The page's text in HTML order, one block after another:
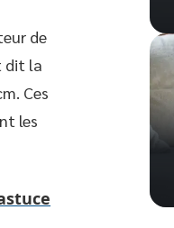
de
dit la
Ces
les